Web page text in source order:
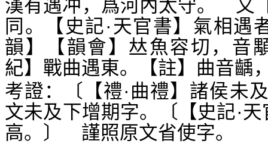
漢有遇冲，爲河內太守。 又
同。【史記·天官書】氣相遇
韻】【韻會】 𠀤魚容切，音
紀】戰曲遇東。【註】曲音齲
考證：〔【禮·曲禮】諸侯未
文未及下增期字。〔【史記·
高。〕 謹照原文省使字。